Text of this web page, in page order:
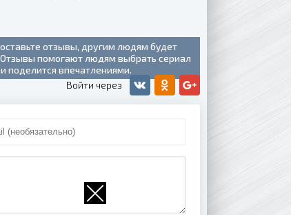
отзывы, другим людям будет
Отзывы помогают людям выбрать сериал
поделится впечатлениями.